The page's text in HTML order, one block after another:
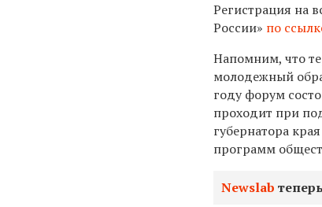
Регистрация на
России» по
Напомним, что
молодежный
году форум
проходит при
губернатора
программ
Newslab